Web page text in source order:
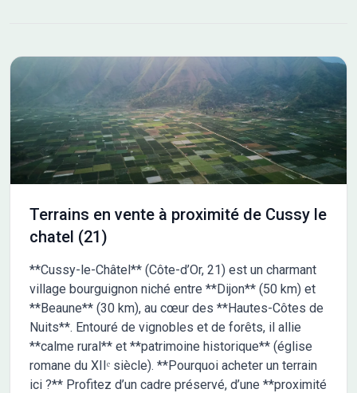
les environs, notamment des écoles maternelles, élémentaires,
primaires ainsi qu'un collège. Vous trouverez également des
commerces à proximité. NOUS CONTACTER Ce terrain est
vendu par un partenaire de Maisons France Confort Melun au
prix de 99 000 euros. Pour plus d'informations et découvrir ce
terrain, n'hésitez pas à contacter Franck ALANOE au 06-27-23-
96-64. Il vous accompagnera dans votre projet de construction.
Terrains en vente à proximité de Cussy le
chatel (21)
**Cussy-le-Châtel** (Côte-d’Or, 21) est un charmant
village bourguignon niché entre **Dijon** (50 km) et
**Beaune** (30 km), au cœur des **Hautes-Côtes de
Nuits**. Entouré de vignobles et de forêts, il allie
**calme rural** et **patrimoine historique** (église
romane du XIIᵉ siècle). **Pourquoi acheter un terrain
ici ?** Profitez d’un cadre préservé, d’une **proximité